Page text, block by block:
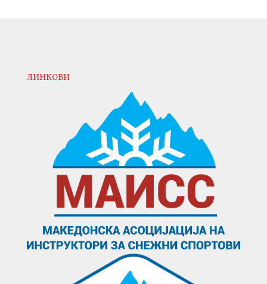
ЛИНКОВИ